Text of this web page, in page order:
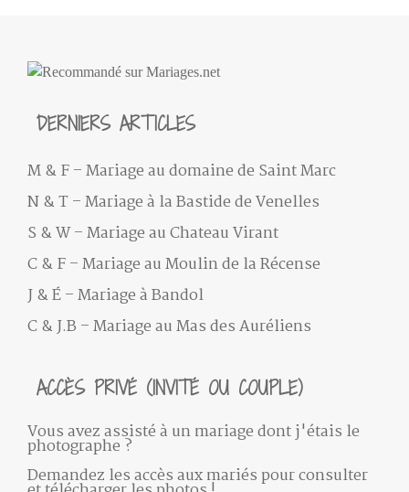
DERNIERS ARTICLES
M & F – Mariage au domaine de Saint Marc
N & T – Mariage à la Bastide de Venelles
S & W – Mariage au Chateau Virant
C & F – Mariage au Moulin de la Récense
J & É – Mariage à Bandol
C & J.B – Mariage au Mas des Auréliens
ACCÈS PRIVÉ (INVITÉ OU COUPLE)
Vous avez assisté à un mariage dont j'étais le
photographe ?
Demandez les accès aux mariés pour consulter